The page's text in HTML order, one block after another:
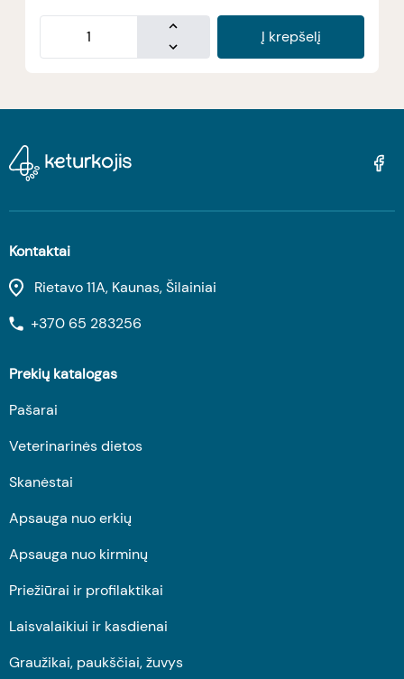
Į krepšelį
Kontaktai
Rietavo 11A, Kaunas, Šilainiai
+370 65 283256
Prekių katalogas
Pašarai
Veterinarinės dietos
Skanėstai
Apsauga nuo erkių
Apsauga nuo kirminų
Priežiūrai ir profilaktikai
Laisvalaikiui ir kasdienai
Graužikai, paukščiai, žuvys